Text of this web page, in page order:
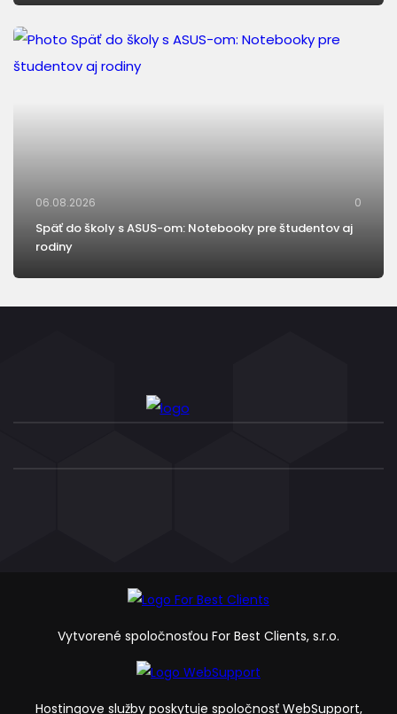
06.08.2026 0
Späť do školy s ASUS-om: Notebooky pre študentov aj
rodiny
Vytvorené spoločnosťou For Best Clients, s.r.o.
Hostingove služby poskytuje spoločnosť WebSupport,